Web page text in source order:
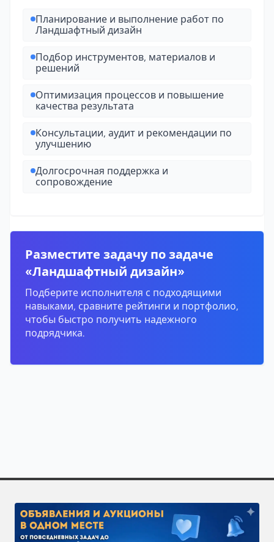
Планирование и выполнение работ по
Ландшафтный дизайн
Подбор инструментов, материалов и
решений
Оптимизация процессов и повышение
качества результата
Консультации, аудит и рекомендации по
улучшению
Долгосрочная поддержка и
сопровождение
Разместите задачу по задаче
«Ландшафтный дизайн»
Подберите исполнителя с подходящими
навыками, сравните рейтинги и портфолио,
чтобы быстро получить надежного
подрядчика.